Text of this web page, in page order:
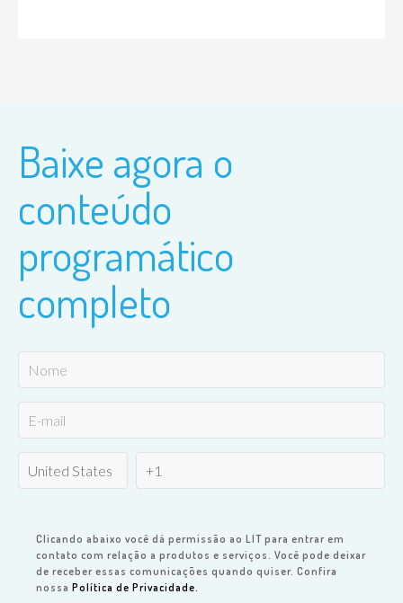
Baixe agora o
conteúdo
programático
completo
Clicando abaixo você dá permissão ao LIT para entrar em
contato com relação a produtos e serviços. Você pode deixar
de receber essas comunicações quando quiser. Confira
nossa Política de Privacidade.